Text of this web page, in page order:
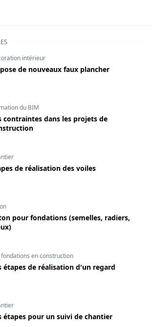
intérieur
de nouveaux faux plancher
du BIM
contraintes dans les projets de
de réalisation des voiles
pour fondations (semelles, radiers,
fondations en construction
étapes de réalisation d'un regard
étapes pour un suivi de chantier